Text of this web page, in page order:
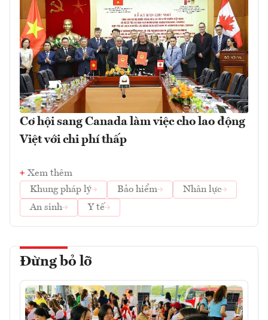
Cơ hội sang Canada làm việc cho lao động
Việt với chi phí thấp
Xem thêm
Khung pháp lý
Bảo hiểm
Nhân lực
An sinh
Y tế
Đừng bỏ lỡ